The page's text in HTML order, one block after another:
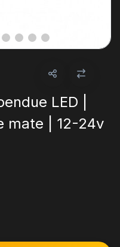
LED |
mate | 12-24v